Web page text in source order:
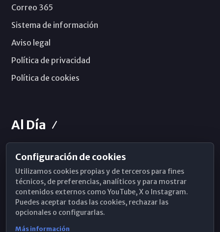
Correo 365
Sistema de información
Aviso legal
Política de privacidad
Política de cookies
Al Día
Horarios de Misa
Hemeroteca
WhatsApp
Configuración de cookies
Utilizamos cookies propias y de terceros para fines
técnicos, de preferencias, analíticos y para mostrar
contenidos externos como YouTube, X o Instagram.
Puedes aceptar todas las cookies, rechazar las
opcionales o configurarlas.
Más información